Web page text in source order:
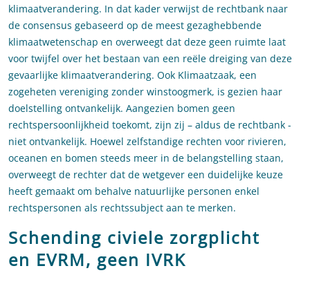
klimaatverandering. In dat kader verwijst de rechtbank naar
de consensus gebaseerd op de meest gezaghebbende
klimaatwetenschap en overweegt dat deze geen ruimte laat
voor twijfel over het bestaan van een reële dreiging van deze
gevaarlijke klimaatverandering. Ook Klimaatzaak, een
zogeheten vereniging zonder winstoogmerk, is gezien haar
doelstelling ontvankelijk. Aangezien bomen geen
rechtspersoonlijkheid toekomt, zijn zij – aldus de rechtbank -
niet ontvankelijk. Hoewel zelfstandige rechten voor rivieren,
oceanen en bomen steeds meer in de belangstelling staan,
overweegt de rechter dat de wetgever een duidelijke keuze
heeft gemaakt om behalve natuurlijke personen enkel
rechtspersonen als rechtssubject aan te merken.
Schending civiele zorgplicht
en EVRM, geen IVRK